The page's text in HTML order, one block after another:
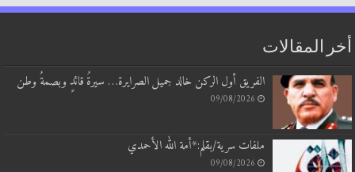
أخر المقالات
الفريق أول الركن خالد جميل الصرايرة… سيرةُ قائدٍ وبصمةُ وطن
09/08/2026
ملفات سرية/بقلم:*أمة الله الأحمدي
09/08/2026